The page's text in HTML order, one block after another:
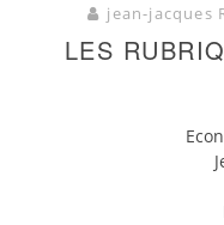
jean-jacques
LES